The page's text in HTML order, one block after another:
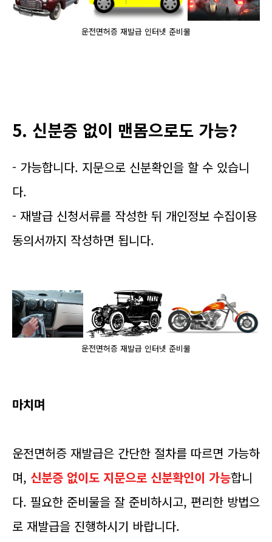
운전면허증 재발급 인터넷 준비물
5. 신분증 없이 맨몸으로도 가능?
- 가능합니다. 지문으로 신분확인을 할 수 있습니
다.
- 재발급 신청서류를 작성한 뒤 개인정보 수집이용
동의서까지 작성하면 됩니다.
운전면허증 재발급 인터넷 준비물
마치며
운전면허증 재발급은 간단한 절차를 따르면 가능하
며, 신분증 없이도 지문으로 신분확인이 가능합니
다. 필요한 준비물을 잘 준비하시고, 편리한 방법으
로 재발급을 진행하시기 바랍니다.